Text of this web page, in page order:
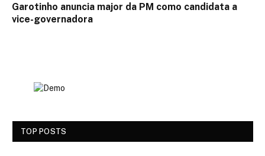
Garotinho anuncia major da PM como candidata a
vice-governadora
TOP POSTS